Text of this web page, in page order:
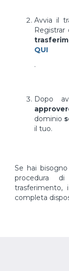
Avvia il
QUI
.
Dopo
dominio
il tuo.
Se hai
procedura
completa